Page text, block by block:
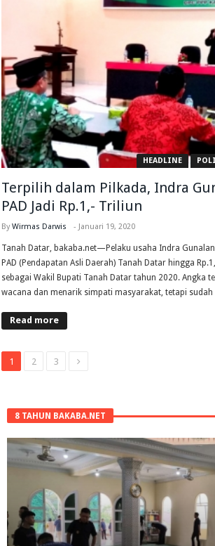
HEADLINE
Terpilih dalam Pilkada, Indra
PAD Jadi Rp.1,- Triliun
ByWirmas Darwis - Januari 19, 2020
Tanah Datar, bakaba.net—Pelaku usaha Indra
PAD (Pendapatan Asli Daerah) Tanah Datar hingga
sebagai Wakil Bupati Tanah Datar tahun 2020. Angka
wacana dan menarik simpati masyarakat, tetapi sudah
Read more
1 2 3
8 TAHUN BAKABA.NET